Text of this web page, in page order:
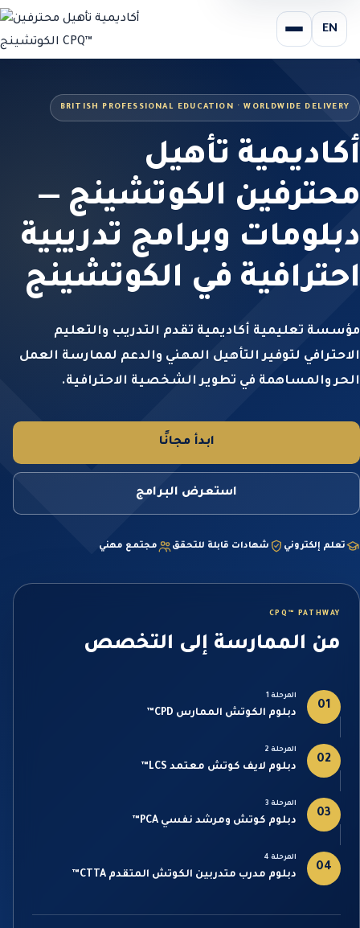
EN
BRITISH PROFESSIONAL EDUCATION · WORLDWIDE DELIVERY
أكاديمية تأهيل
محترفين الكوتشينج —
دبلومات وبرامج تدريبية
احترافية في الكوتشينج
مؤسسة تعليمية أكاديمية تقدم التدريب والتعليم
الاحترافي لتوفير التأهيل المهني والدعم لممارسة العمل
الحر والمساهمة في تطوير الشخصية الاحترافية.
ابدأ مجانًا
استعرض البرامج
تعلم إلكتروني شهادات قابلة للتحقق مجتمع مهني
CPQ™ PATHWAY
من الممارسة إلى التخصص
01
المرحلة 1
دبلوم الكوتش الممارس CPD™
02
المرحلة 2
دبلوم لايف كوتش معتمد LCS™
03
المرحلة 3
دبلوم كوتش ومرشد نفسي PCA™
04
المرحلة 4
دبلوم مدرب متدربين الكوتش المتقدم CTTA™